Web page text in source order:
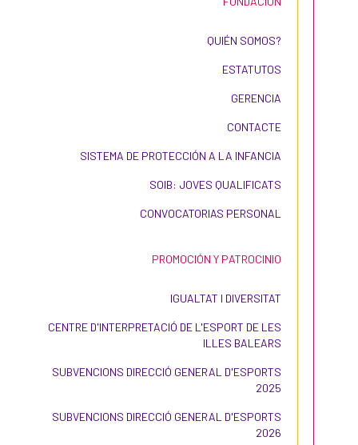
QUIÉN SOMOS?
ESTATUTOS
GERENCIA
CONTACTE
SISTEMA DE PROTECCIÓN A LA INFANCIA
SOIB: JOVES QUALIFICATS
CONVOCATORIAS PERSONAL
PROMOCIÓN Y PATROCINIO
IGUALTAT I DIVERSITAT
CENTRE D'INTERPRETACIÓ DE L'ESPORT DE LES
ILLES BALEARS
SUBVENCIONS DIRECCIÓ GENERAL D'ESPORTS
2025
SUBVENCIONS DIRECCIÓ GENERAL D'ESPORTS
2026